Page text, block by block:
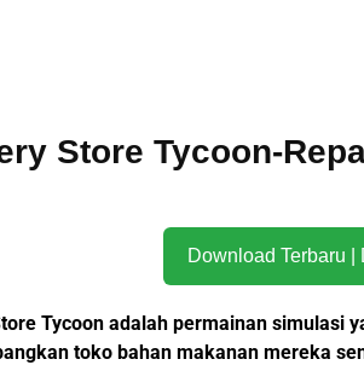
Store Tycoon-
Tycoon adalah permainan simulasi
toko bahan makanan mereka